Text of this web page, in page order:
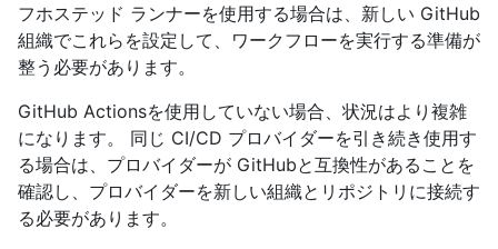
フホステッド ランナーを使用する場合は、新しい GitHub
組織でこれらを設定して、ワークフローを実行する準備が
整う必要があります。
GitHub Actionsを使用していない場合、状況はより複雑
になります。 同じ CI/CD プロバイダーを引き続き使用す
る場合は、プロバイダーが GitHubと互換性があることを
確認し、プロバイダーを新しい組織とリポジトリに接続す
る必要があります。